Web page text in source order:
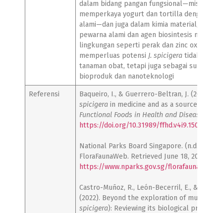
dalam bidang pangan fungsional—misalnya
memperkaya yogurt dan tortilla dengan
alami—dan juga dalam kimia material,
pewarna alami dan agen biosintesis
lingkungan seperti perak dan zinc oxide.
memperluas potensi J. spicigera tidak
tanaman obat, tetapi juga sebagai sumber
bioproduk dan nanoteknologi
Referensi
Baqueiro, I., & Guerrero-Beltran, J. (2014).
spicigera in medicine and as a source of
Functional Foods in Health and Disease, 4
https://doi.org/10.31989/ffhd.v4i9.150
National Parks Board Singapore. (n.d.).
FloraFaunaWeb. Retrieved June 18, 2025,
https://www.nparks.gov.sg/florafaunaweb/
Castro-Muñoz, R., León-Becerril, E., &
(2022). Beyond the exploration of muicle (
spicigera): Reviewing its biological